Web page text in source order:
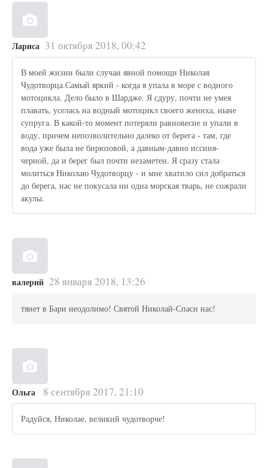
Лариса 31 октября 2018, 00:42
В моей жизни были случаи явной помощи Николая
Чудотворца.Самый яркий - когда я упала в море с водного
мотоцикла. Дело было в Шардже. Я сдуру, почти не умея
плавать, уселась на водный мотоцикл своего жениха, ныне
супруга. В какой-то момент потеряли равновесие и упали в
воду, причем непозволительно далеко от берега - там, где
вода уже была не бирюзовой, а давным-давно иссиня-
черной, да и берег был почти незаметен. Я сразу стала
молиться Николаю Чудотворцу - и мне хватило сил добраться
до берега, нас не покусала ни одна морская тварь, не сожрали
акулы.
валерий 28 января 2018, 13:26
тянет в Бари неодолимо! Святой Николай-Спаси нас!
Ольга 8 сентября 2017, 21:10
Радуйся, Николае, великий чудотворче!